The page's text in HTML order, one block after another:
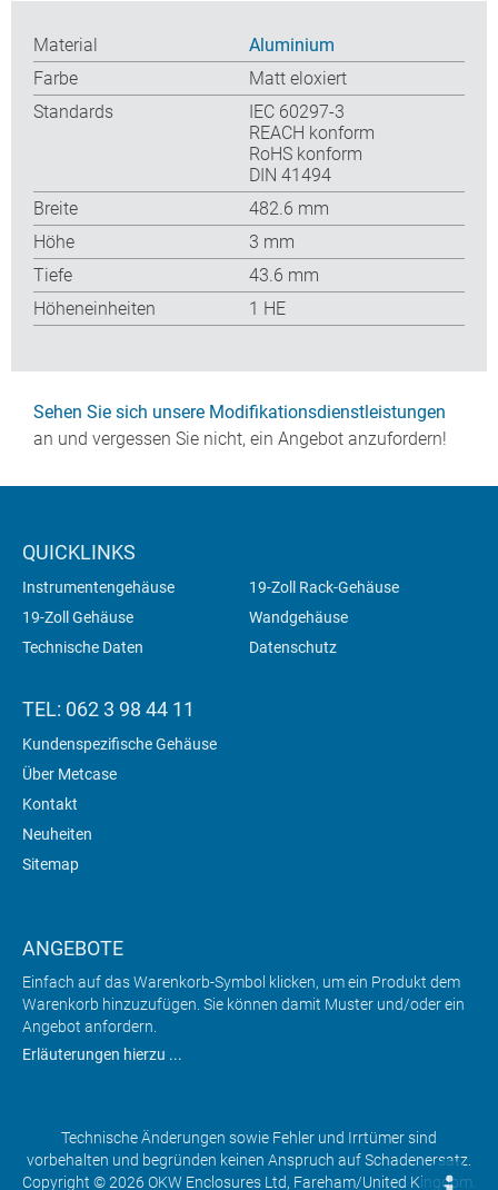
Material
Aluminium
Farbe
Matt eloxiert
Standards
IEC 60297-3
REACH konform
RoHS konform
DIN 41494
Breite
482.6 mm
Höhe
3 mm
Tiefe
43.6 mm
Höheneinheiten
1 HE
Sehen Sie sich unsere Modifikationsdienstleistungen
an und vergessen Sie nicht, ein Angebot anzufordern!
QUICKLINKS
Instrumentengehäuse
19-Zoll Rack-Gehäuse
19-Zoll Gehäuse
Wandgehäuse
Technische Daten
Datenschutz
TEL: 062 3 98 44 11
Kundenspezifische Gehäuse
Über Metcase
Kontakt
Neuheiten
Sitemap
ANGEBOTE
Einfach auf das Warenkorb-Symbol klicken, um ein Produkt dem
Warenkorb hinzuzufügen. Sie können damit Muster und/oder ein
Angebot anfordern.
Erläuterungen hierzu ...
Technische Änderungen sowie Fehler und Irrtümer sind
vorbehalten und begründen keinen Anspruch auf Schadenersatz.
Copyright © 2026 OKW Enclosures Ltd, Fareham/United Kingdom.